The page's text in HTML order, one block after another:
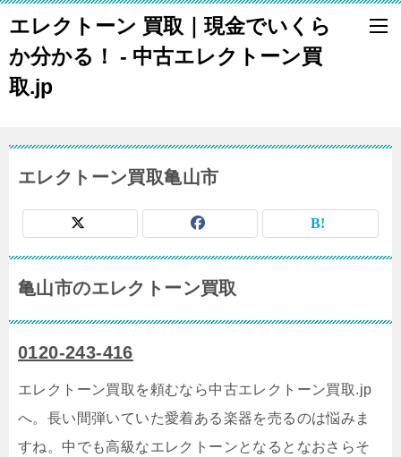
エレクトーン 買取｜現金でいくら
か分かる！ - 中古エレクトーン買
取.jp
エレクトーン買取亀山市
亀山市のエレクトーン買取
0120-243-416
エレクトーン買取を頼むなら中古エレクトーン買取.jp
へ。長い間弾いていた愛着ある楽器を売るのは悩みま
すね。中でも高級なエレクトーンとなるとなおさらそ